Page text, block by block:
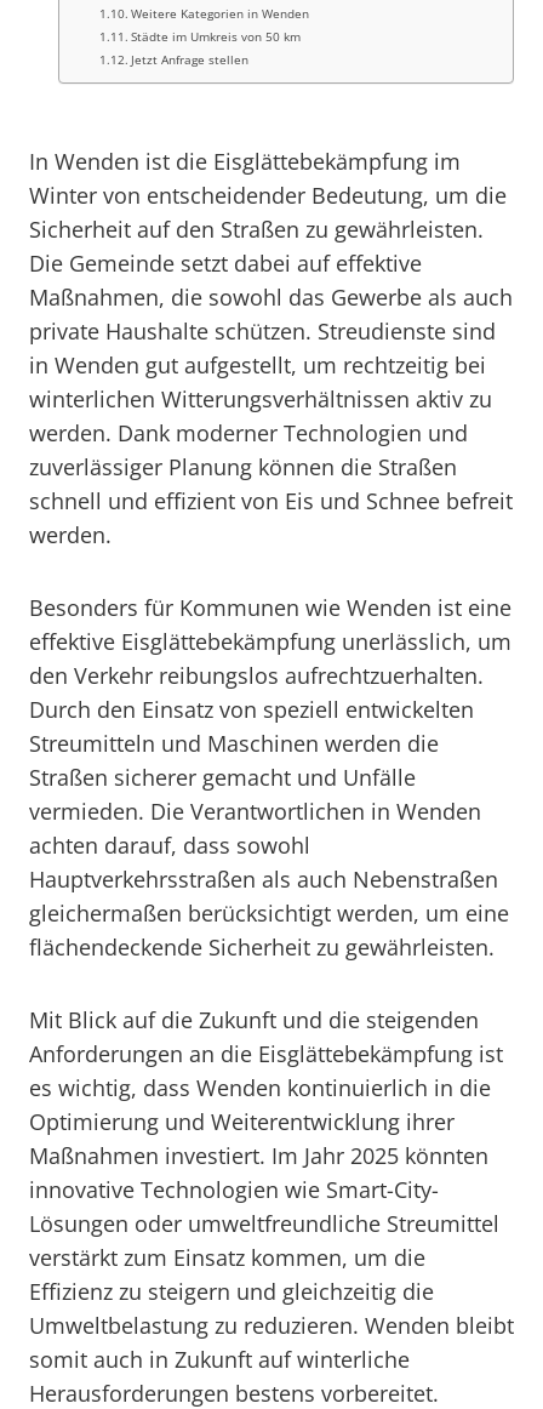
Weitere Kategorien in Wenden
Städte im Umkreis von 50 km
Jetzt Anfrage stellen
In Wenden ist die Eisglättebekämpfung im
Winter von entscheidender Bedeutung, um die
Sicherheit auf den Straßen zu gewährleisten.
Die Gemeinde setzt dabei auf effektive
Maßnahmen, die sowohl das Gewerbe als auch
private Haushalte schützen. Streudienste sind
in Wenden gut aufgestellt, um rechtzeitig bei
winterlichen Witterungsverhältnissen aktiv zu
werden. Dank moderner Technologien und
zuverlässiger Planung können die Straßen
schnell und effizient von Eis und Schnee befreit
werden.
Besonders für Kommunen wie Wenden ist eine
effektive Eisglättebekämpfung unerlässlich, um
den Verkehr reibungslos aufrechtzuerhalten.
Durch den Einsatz von speziell entwickelten
Streumitteln und Maschinen werden die
Straßen sicherer gemacht und Unfälle
vermieden. Die Verantwortlichen in Wenden
achten darauf, dass sowohl
Hauptverkehrsstraßen als auch Nebenstraßen
gleichermaßen berücksichtigt werden, um eine
flächendeckende Sicherheit zu gewährleisten.
Mit Blick auf die Zukunft und die steigenden
Anforderungen an die Eisglättebekämpfung ist
es wichtig, dass Wenden kontinuierlich in die
Optimierung und Weiterentwicklung ihrer
Maßnahmen investiert. Im Jahr 2025 könnten
innovative Technologien wie Smart-City-
Lösungen oder umweltfreundliche Streumittel
verstärkt zum Einsatz kommen, um die
Effizienz zu steigern und gleichzeitig die
Umweltbelastung zu reduzieren. Wenden bleibt
somit auch in Zukunft auf winterliche
Herausforderungen bestens vorbereitet.